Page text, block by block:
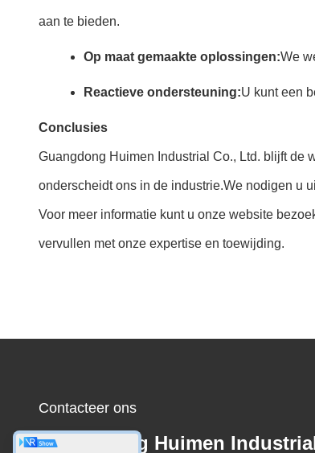
aan te bieden.
Op maat gemaakte oplossingen:We
Reactieve ondersteuning:U kunt een
Conclusies
Guangdong Huimen Industrial Co., Ltd. blijft de
onderscheidt ons in de industrie.We nodigen u
Voor meer informatie kunt u onze website
vervullen met onze expertise en toewijding.
Contacteer ons
Guangdong Huimen